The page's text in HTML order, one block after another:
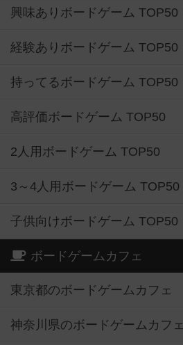
興味ありボードゲーム TOP50
経験ありボードゲーム TOP50
持ってるボードゲーム TOP50
高評価ボードゲーム TOP50
2人用ボードゲーム TOP50
3～4人用ボードゲーム TOP50
子供向けボードゲーム TOP50
ボードゲームカフェ
東京都のボードゲームカフェ
神奈川県のボードゲームカフェ